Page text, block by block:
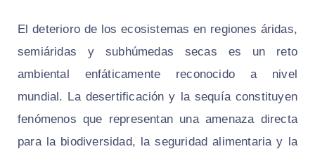
El deterioro de los ecosistemas en regiones áridas,
semiáridas y subhúmedas secas es un reto
ambiental enfáticamente reconocido a nivel
mundial. La desertificación y la sequía constituyen
fenómenos que representan una amenaza directa
para la biodiversidad, la seguridad alimentaria y la